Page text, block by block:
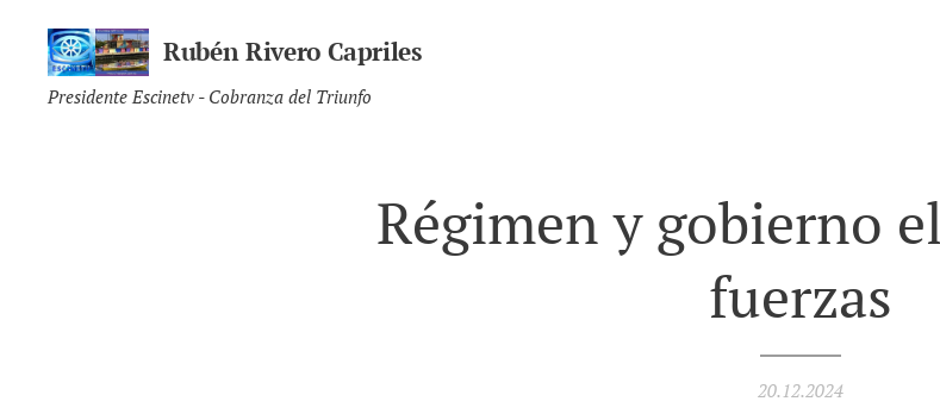
Rubén Rivero Capriles
Presidente Escinetv - Cobranza del Triunfo
Régimen y gobierno
fuerzas
20.12.2024